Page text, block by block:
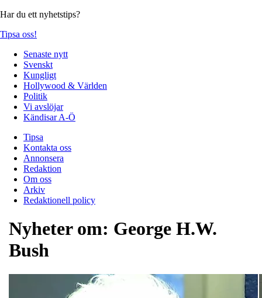
Har du ett nyhetstips?
Tipsa oss!
Senaste nytt
Svenskt
Kungligt
Hollywood & Världen
Politik
Vi avslöjar
Kändisar A-Ö
Tipsa
Kontakta oss
Annonsera
Redaktion
Om oss
Arkiv
Redaktionell policy
Nyheter om: George H.W.
Bush